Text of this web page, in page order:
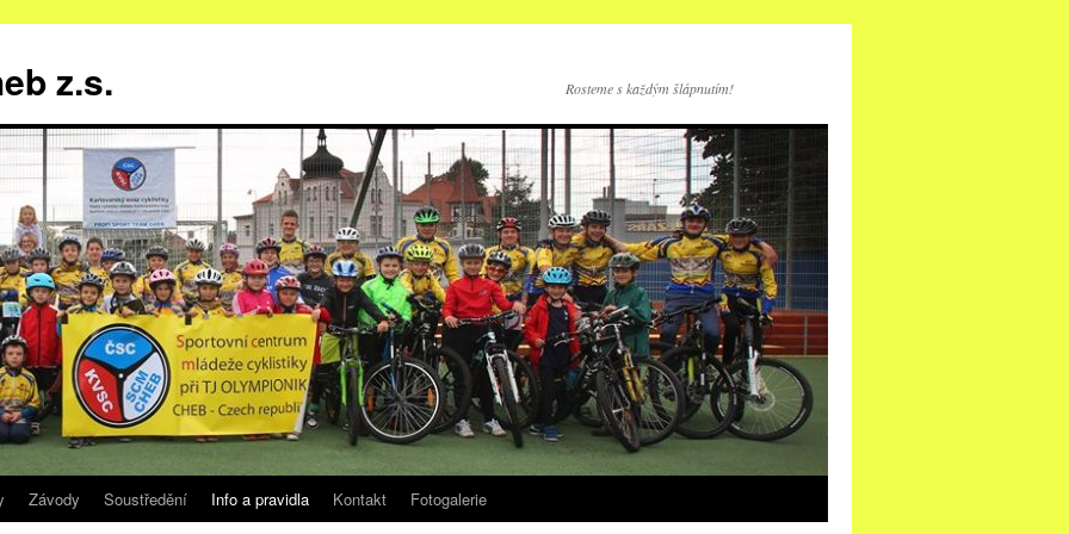
z.s. Rosteme s každým šlápnutím!
Závody Soustředění Info a pravidla Kontakt Fotogalerie